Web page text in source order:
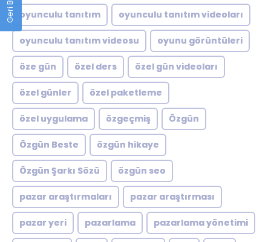
oyunculu tanıtım oyunculu tanıtım videoları
oyunculu tanıtım videosu oyunu görüntüleri
öze gün özel ders özel gün videoları
özel günler özel paketleme
özel uygulama özgeçmiş Özgün
Özgün Beste özgün hikaye
Özgün Şarkı Sözü özgün seo
pazar araştırmaları pazar araştırması
pazar yeri pazarlama pazarlama yönetimi